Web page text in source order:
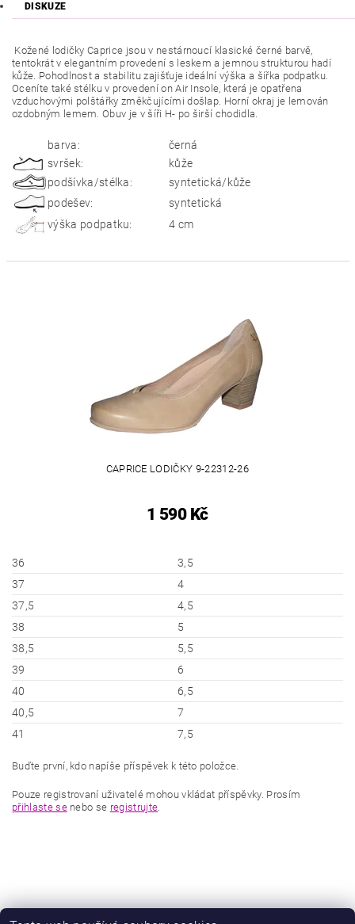
DISKUZE
Kožené lodičky Caprice jsou v nestárnoucí klasické černé barvě,
tentokrát v elegantním provedení s leskem a jemnou strukturou hadí
kůže. Pohodlnost a stabilitu zajišťuje ideální výška a šířka podpatku.
Oceníte také stélku v provedení on Air Insole, která je opatřena
vzduchovými polštářky změkčujícími došlap. Horní okraj je lemován
ozdobným lemem. Obuv je v šíři H- po širší chodidla.
barva:
černá
svršek:
kůže
podšívka/stélka:
syntetická/kůže
podešev:
syntetická
výška podpatku:
4 cm
CAPRICE LODIČKY 9-22312-26
1 590 Kč
36
3,5
37
4
37,5
4,5
38
5
38,5
5,5
39
6
40
6,5
40,5
7
41
7,5
Buďte první, kdo napíše příspěvek k této položce.
Pouze registrovaní uživatelé mohou vkládat příspěvky. Prosím
přihlaste senebo se registrujte.